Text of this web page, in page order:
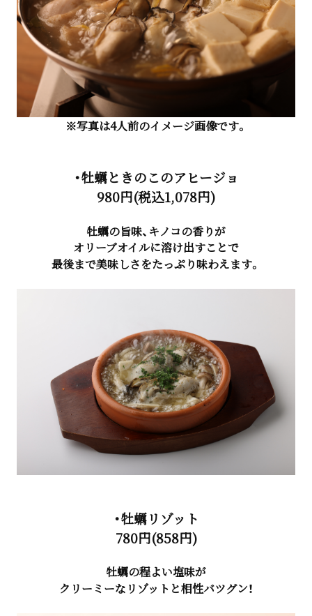
※写真は4人前のイメージ画像です。
・牡蠣ときのこのアヒージョ
980円(税込1,078円)
牡蠣の旨味、キノコの香りが
オリーブオイルに溶け出すことで
最後まで美味しさをたっぷり味わえます。
・牡蠣リゾット
780円(858円)
牡蠣の程よい塩味が
クリーミーなリゾットと相性バツグン！